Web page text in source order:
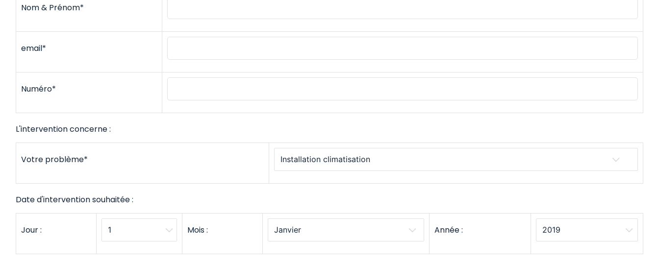
Nom & Prénom*
email*
Numéro*
L'intervention concerne :
Votre problème*
Date d'intervention souhaitée :
Jour : Mois : Année :